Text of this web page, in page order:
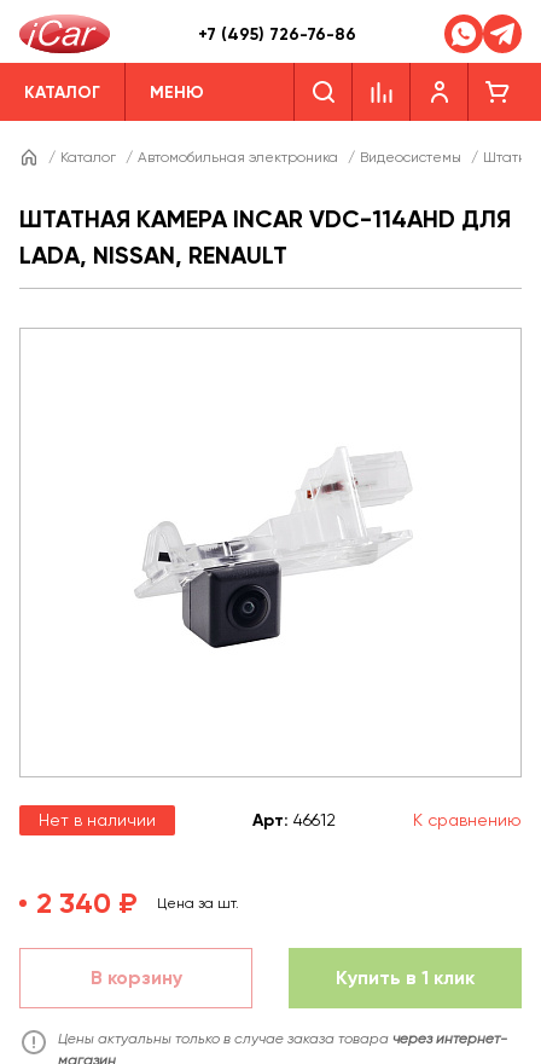
+7 (495) 726-76-86
КАТАЛОГ МЕНЮ
/ Каталог / Автомобильная электроника / Видеосистемы /
ШТАТНАЯ КАМЕРА INCAR VDC-114AHD ДЛЯ
LADA, NISSAN, RENAULT
Нет в наличии Арт: 46612 К сравнению
2 340 ₽ Цена за шт.
В корзину Купить в 1 клик
Цены актуальны только в случае заказа товара через интернет-
магазин